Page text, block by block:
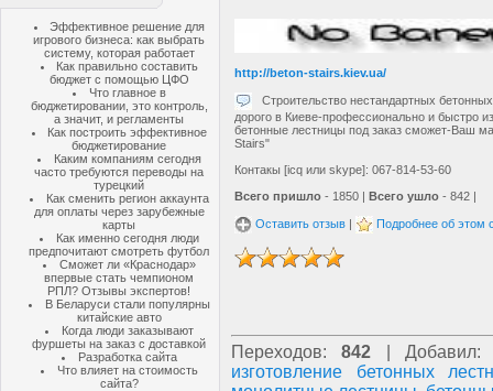
Эффективное решение для
игрового бизнеса: как выбрать
систему, которая работает
Как правильно составить
бюджет с помощью ЦФО
Что главное в
бюджетировании, это контроль,
а значит, и регламенты
Как построить эффективное
бюджетирование
Каким компаниям сегодня
часто требуются переводы на
турецкий
Как сменить регион аккаунта
для оплаты через зарубежные
карты
Как именно сегодня люди
предпочитают смотреть футбол
Сможет ли «Краснодар»
впервые стать чемпионом
РПЛ? Отзывы экспертов!
В Беларуси стали популярны
китайские авто
Когда люди заказывают
фуршеты на заказ с доставкой
Разработка сайта
Что влияет на стоимость
сайта?
http://beton-stairs.kiev.ua/
Строительство нестандартных
дорого в Киеве-профессионально и быстро
бетонные лестницы под заказ сможет-Ваш
Stairs"
Контакы [icq или skype]: 067-814-53-60
Всего пришло - 1850 | Всего ушло - 842 |
Оставить отзыв | Подробнее об этом
Переходов:842 |Добавил
изготовление бетонных